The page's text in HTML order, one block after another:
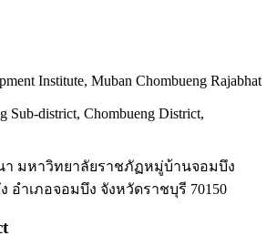
Institute, Muban Chombueng Rajabhat
Sub-district, Chombueng District,
มหาวิทยาลัยราชภัฏหมู่บ้านจอมบึง
อำเภอจอมบึง จังหวัดราชบุรี 70150